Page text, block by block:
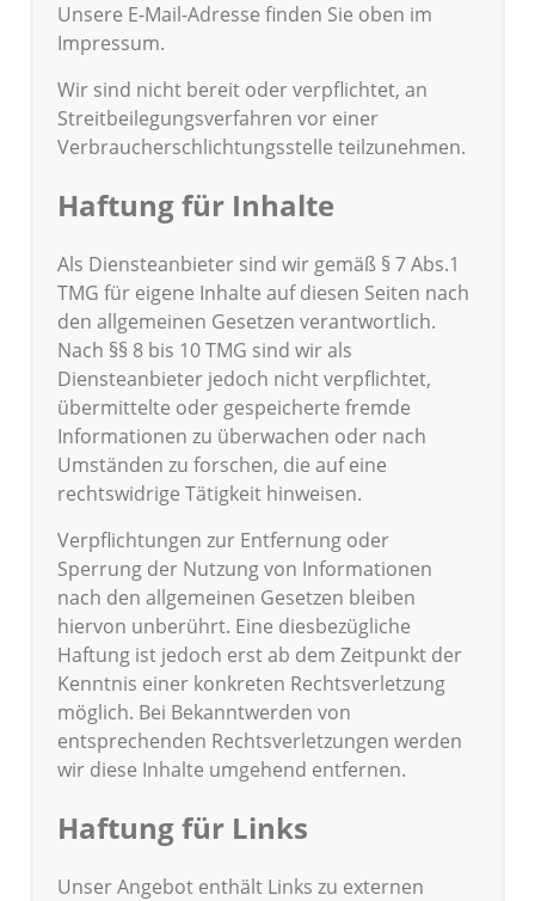
Unsere E-Mail-Adresse finden Sie oben im
Impressum.
Wir sind nicht bereit oder verpflichtet, an
Streitbeilegungsverfahren vor einer
Verbraucherschlichtungsstelle teilzunehmen.
Haftung für Inhalte
Als Diensteanbieter sind wir gemäß § 7 Abs.1
TMG für eigene Inhalte auf diesen Seiten nach
den allgemeinen Gesetzen verantwortlich.
Nach §§ 8 bis 10 TMG sind wir als
Diensteanbieter jedoch nicht verpflichtet,
übermittelte oder gespeicherte fremde
Informationen zu überwachen oder nach
Umständen zu forschen, die auf eine
rechtswidrige Tätigkeit hinweisen.
Verpflichtungen zur Entfernung oder
Sperrung der Nutzung von Informationen
nach den allgemeinen Gesetzen bleiben
hiervon unberührt. Eine diesbezügliche
Haftung ist jedoch erst ab dem Zeitpunkt der
Kenntnis einer konkreten Rechtsverletzung
möglich. Bei Bekanntwerden von
entsprechenden Rechtsverletzungen werden
wir diese Inhalte umgehend entfernen.
Haftung für Links
Unser Angebot enthält Links zu externen